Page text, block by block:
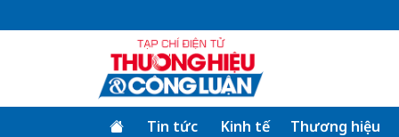
Tin tức Kinh tế Thương hiệu